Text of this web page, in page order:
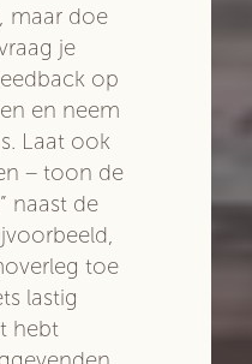
maar doe
je
op
en neem
Laat ook
– toon de
naast de
toe
lastig
hebt